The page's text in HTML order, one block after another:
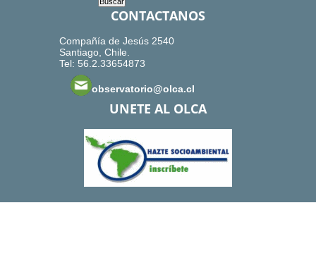
CONTACTANOS
Compañía de Jesús 2540
Santiago, Chile.
Tel: 56.2.33654873
observatorio@olca.cl
UNETE AL OLCA